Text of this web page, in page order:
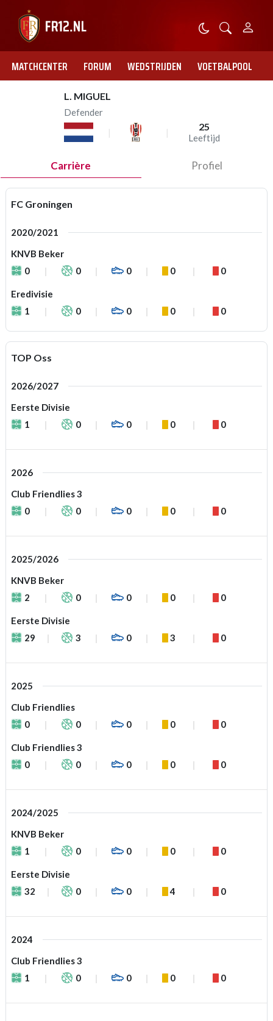
MATCHCENTER FORUM WEDSTRIJDEN VOETBALPOOL
L. MIGUEL
Defender
25
Leeftijd
Carrière Profiel
FC Groningen
2020/2021
KNVB Beker
0
0 0 0 0
Eredivisie
1
0 0 0 0
TOP Oss
2026/2027
Eerste Divisie
1
0 0 0 0
2026
Club Friendlies 3
0
0 0 0 0
2025/2026
KNVB Beker
2
0 0 0 0
Eerste Divisie
29
3 0 3 0
2025
Club Friendlies
0
0 0 0 0
Club Friendlies 3
0
0 0 0 0
2024/2025
KNVB Beker
1
0 0 0 0
Eerste Divisie
32
0 0 4 0
2024
Club Friendlies 3
1
0 0 0 0